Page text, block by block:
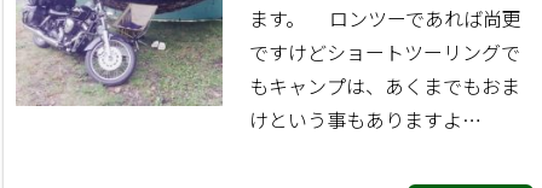
ます。 ロンツーであれば尚更
ですけどショートツーリングで
もキャンプは、あくまでもおま
けという事もありますよ…